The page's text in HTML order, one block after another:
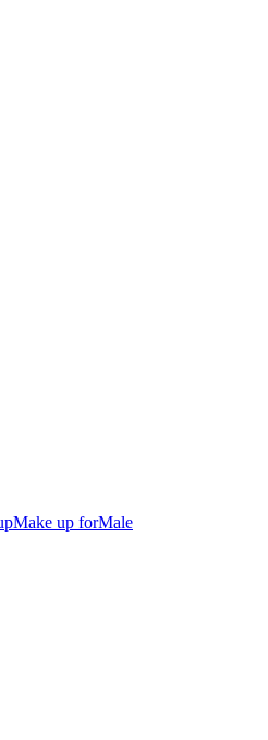
Make up forMale